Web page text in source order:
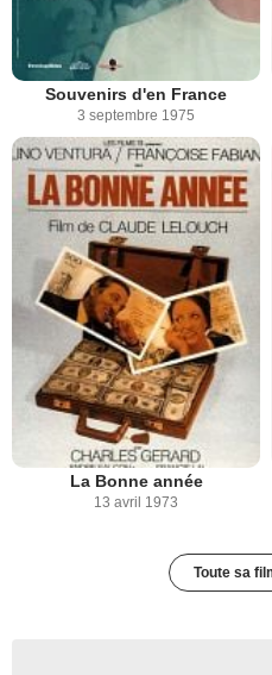
Souvenirs d'en France
3 septembre 1975
La Bonne année
13 avril 1973
Toute sa